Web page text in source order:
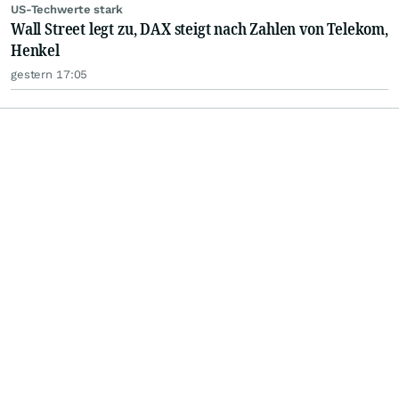
US-Techwerte stark
Wall Street legt zu, DAX steigt nach Zahlen von Telekom,
Henkel
gestern 17:05